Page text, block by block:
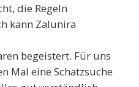
die Regeln
kann Zalunira
begeistert. Für uns
Mal eine Schatzsuche